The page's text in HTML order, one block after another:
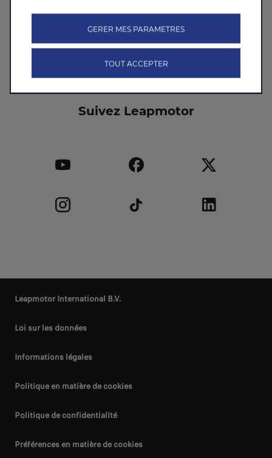
Send
Suivez Leapmotor
Leapmotor International B.V.
Loi sur les données
Informations légales
Politique en matière de cookies
Politique de confidentialité
Préférences en matière de cookies
GERER MES PARAMETRES
TOUT ACCEPTER